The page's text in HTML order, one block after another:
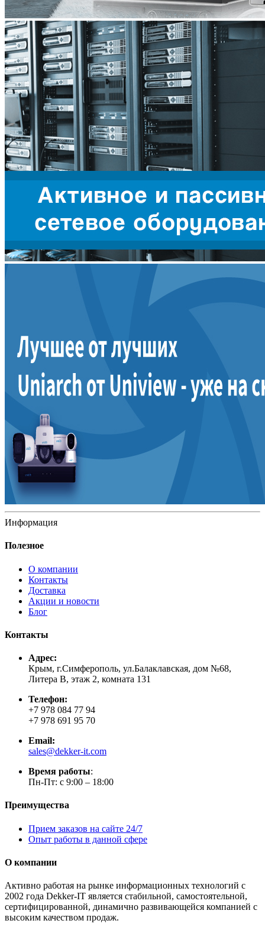
Информация
Полезное
О компании
Контакты
Доставка
Акции и новости
Блог
Контакты
Адрес:
Крым, г.Симферополь, ул.Балаклавская, дом №68,
Литера В, этаж 2, комната 131
Телефон:
+7 978 084 77 94
+7 978 691 95 70
Email:
sales@dekker-it.com
Время работы:
Пн-Пт: с 9:00 – 18:00
Преимущества
Прием заказов на сайте 24/7
Опыт работы в данной сфере
О компании
Активно работая на рынке информационных технологий с
2002 года Dekker-IT является стабильной, самостоятельной,
сертифицированной, динамично развивающейся компанией с
высоким качеством продаж.